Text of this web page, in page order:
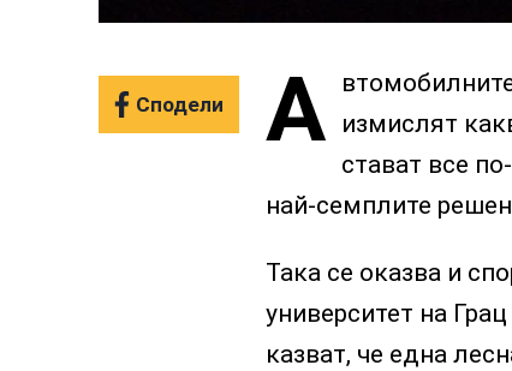
Сподели А
измислят
стават все
най-семплите
Така се оказва и
университет на
казват, че една